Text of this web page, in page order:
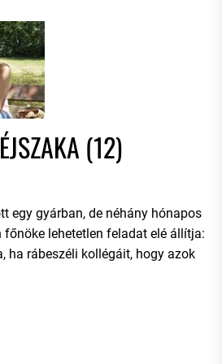
(12)
egy gyárban, de néhány hónapos
lehetetlen feladat elé állítja:
ha rábeszéli kollégáit, hogy azok